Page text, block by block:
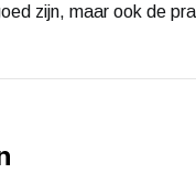
zijn, maar ook de